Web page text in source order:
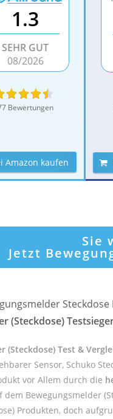
1.3
SEHR GUT
08/2026
Bewertungen
Amazon kaufen
Sie
Jetzt
(Steckdose)
(Steckdose) Test &
Sensor, Schuko
vor Allem durch die
Bewegungsmelder
Produkten, doch